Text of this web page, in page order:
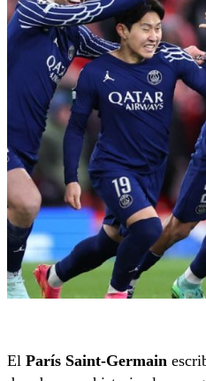
El París Saint-Germain